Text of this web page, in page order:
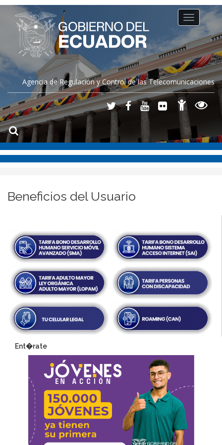
Agencia de Regulación y Control de las Telecomunicaciones
Toggle
navigation
Beneficios del Usuario
Ent�rate